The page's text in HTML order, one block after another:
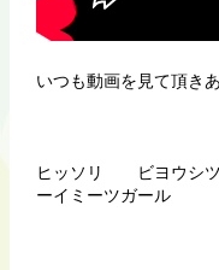
いつも動画を見て頂き
ヒッソリ ビヨウ
ーイミーツガール